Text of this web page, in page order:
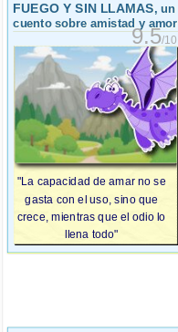
FUEGO Y SIN LLAMAS, un
cuento sobre amistad y amor
9.5/10
"La capacidad de amar no se
gasta con el uso, sino que
crece, mientras que el odio lo
llena todo"